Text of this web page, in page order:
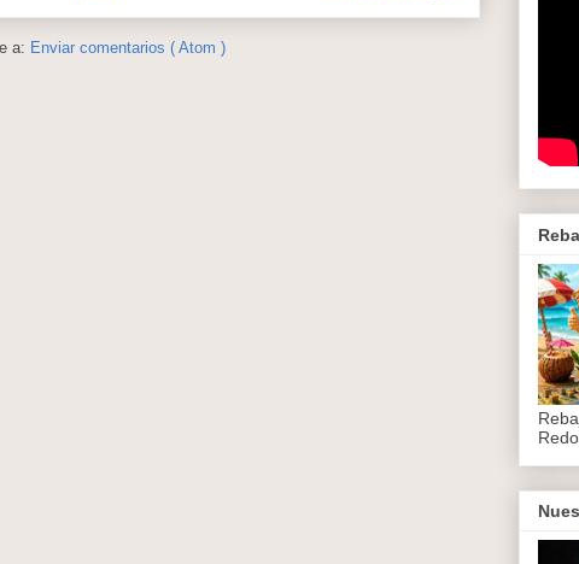
a: Enviar comentarios ( Atom )